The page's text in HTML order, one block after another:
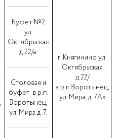
Буфет №2
ул.
Октябрьская
д.22/а.
Столовая и
буфет в р.п.
Воротынец,
ул. Мира д. 7.
г. Княгинино ул.
Октябрьская
д.22/
а.р.п.Воротынец,
ул. Мира, д. 7А»